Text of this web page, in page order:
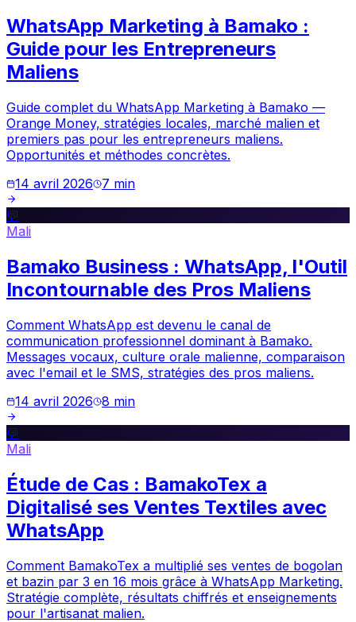
WhatsApp Marketing à Bamako :
Guide pour les Entrepreneurs
Maliens
Guide complet du WhatsApp Marketing à Bamako —
Orange Money, stratégies locales, marché malien et
premiers pas pour les entrepreneurs maliens.
Opportunités et méthodes concrètes.
14 avril 2026
7 min
💬
Mali
Bamako Business : WhatsApp, l'Outil
Incontournable des Pros Maliens
Comment WhatsApp est devenu le canal de
communication professionnel dominant à Bamako.
Messages vocaux, culture orale malienne, comparaison
avec l'email et le SMS, stratégies des pros maliens.
14 avril 2026 8 min
💬
Mali
Étude de Cas : BamakoTex a
Digitalisé ses Ventes Textiles avec
WhatsApp
Comment BamakoTex a multiplié ses ventes de bogolan
et bazin par 3 en 16 mois grâce à WhatsApp Marketing.
Stratégie complète, résultats chiffrés et enseignements
pour l'artisanat malien.